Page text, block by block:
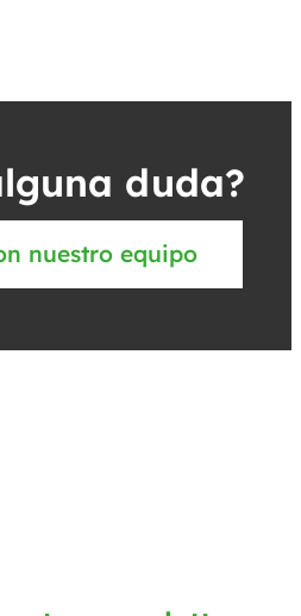
duda?
nuestro equipo